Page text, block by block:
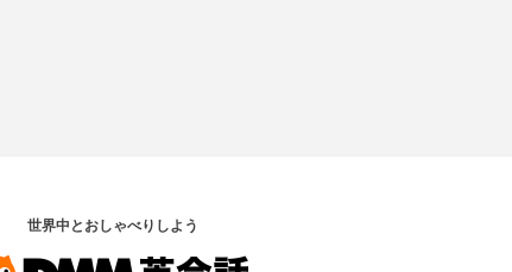
世界中とおしゃべりしよう